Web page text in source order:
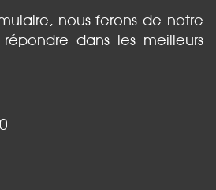
nous ferons de notre
dans les meilleurs